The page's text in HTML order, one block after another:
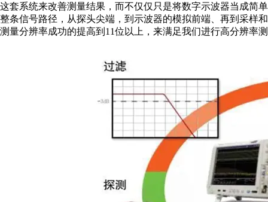
这套系统来改善测量结果，而不仅仅只是将数字示波器当成简
整条信号路径，从探头尖端，到示波器的模拟前端、再到采样
测量分辨率成功的提高到11位以上，来满足我们进行高分辨率